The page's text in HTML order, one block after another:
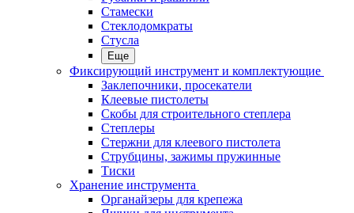
Стамески
Стеклодомкраты
Стусла
Еще
Фиксирующий инструмент и комплектующие
Заклепочники, просекатели
Клеевые пистолеты
Скобы для строительного степлера
Степлеры
Стержни для клеевого пистолета
Струбцины, зажимы пружинные
Тиски
Хранение инструмента
Органайзеры для крепежа